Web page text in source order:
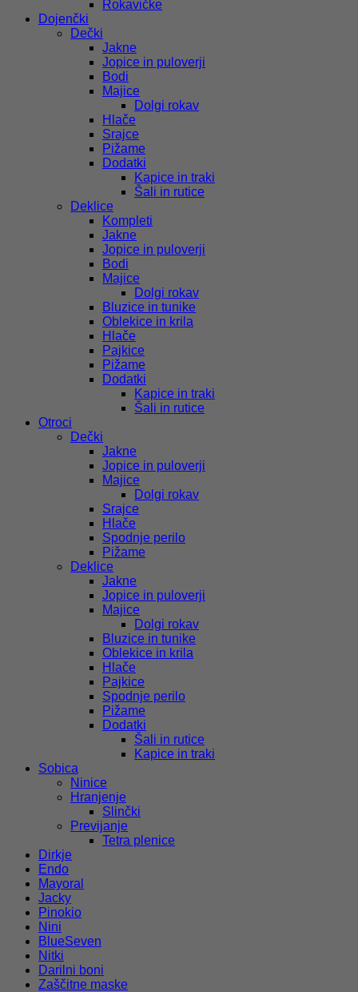
Rokavičke
Dojenčki
Dečki
Jakne
Jopice in puloverji
Bodi
Majice
Dolgi rokav
Hlače
Srajce
Pižame
Dodatki
Kapice in traki
Šali in rutice
Deklice
Kompleti
Jakne
Jopice in puloverji
Bodi
Majice
Dolgi rokav
Bluzice in tunike
Oblekice in krila
Hlače
Pajkice
Pižame
Dodatki
Kapice in traki
Šali in rutice
Otroci
Dečki
Jakne
Jopice in puloverji
Majice
Dolgi rokav
Srajce
Hlače
Spodnje perilo
Pižame
Deklice
Jakne
Jopice in puloverji
Majice
Dolgi rokav
Bluzice in tunike
Oblekice in krila
Hlače
Pajkice
Spodnje perilo
Pižame
Dodatki
Šali in rutice
Kapice in traki
Sobica
Ninice
Hranjenje
Slinčki
Previjanje
Tetra plenice
Dirkje
Endo
Mayoral
Jacky
Pinokio
Nini
BlueSeven
Nitki
Darilni boni
Zaščitne maske